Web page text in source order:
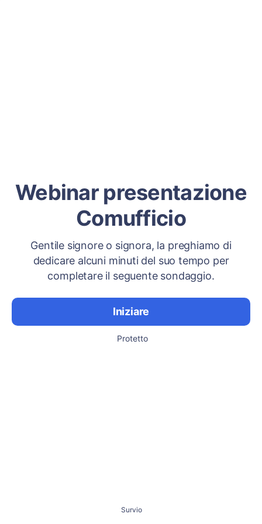
Webinar presentazione
Comufficio
Gentile signore o signora, la preghiamo di
dedicare alcuni minuti del suo tempo per
completare il seguente sondaggio.
Iniziare
Protetto
Survio